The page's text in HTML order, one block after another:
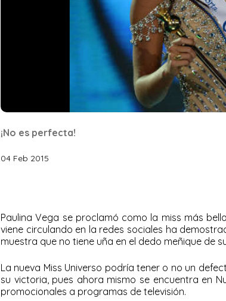
¡No es perfecta!
04 Feb 2015
Paulina Vega se proclamó como la miss más
viene circulando en la redes sociales ha
muestra que no tiene uña en el dedo meñique de
La nueva Miss Universo podría tener o no un
su victoria, pues ahora mismo se encuentra en
promocionales a programas de televisión.